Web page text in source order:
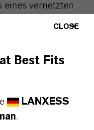
eines vernetzten
und hat eine
die auf den
ist.
sich in der mit
Form zur
von
CLOSE
Best Fits
LANXESS
.